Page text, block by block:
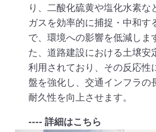
り、二酸化硫黄や塩化水素な
ガスを効率的に捕捉・中和す
で、環境への影響を低減しま
た、道路建設における土壌安
利用されており、その反応性
盤を強化し、交通インフラの
耐久性を向上させます。
---- 詳細はこちら